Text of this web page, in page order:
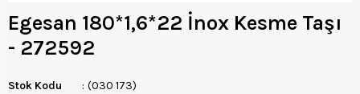
Egesan 180*1,6*22 İnox Kesme Taşı
- 272592
Stok Kodu
(030 173)